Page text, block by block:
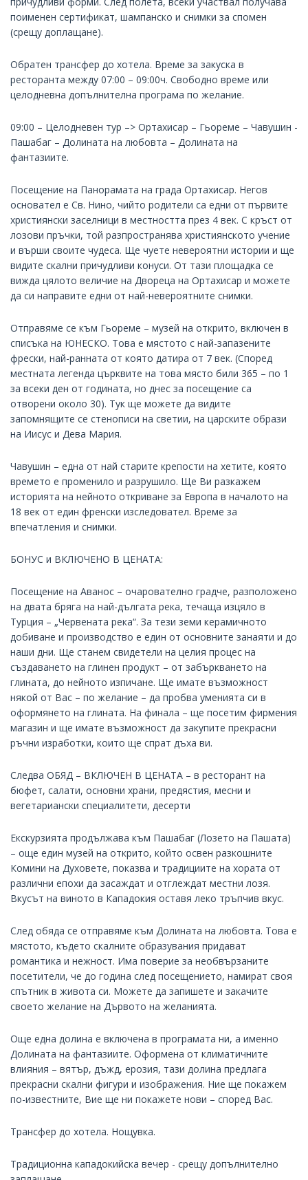
поименен сертификат, шампанско и снимки за спомен
(срещу доплащане).
Обратен трансфер до хотела. Време за закуска в
ресторанта между 07:00 – 09:00ч. Свободно време или
целодневна допълнителна програма по желание.
09:00 – Целодневен тур –> Ортахисар – Гьореме – Чавушин -
Пашабаг – Долината на любовта – Долината на
фантазиите.
Посещение на Панорамата на града Ортахисар. Негов
основател е Св. Нино, чийто родители са едни от първите
християнски заселници в местността през 4 век. С кръст от
лозови пръчки, той разпространява християнското учение
и върши своите чудеса. Ще чуете невероятни истории и ще
видите скални причудливи конуси. От тази площадка се
вижда цялото величие на Двореца на Ортахисар и можете
да си направите едни от най-невероятните снимки.
Отправяме се към Гьореме – музей на открито, включен в
списъка на ЮНЕСКО. Това е мястото с най-запазените
фрески, най-ранната от която датира от 7 век. (Според
местната легенда църквите на това място били 365 – по 1
за всеки ден от годината, но днес за посещение са
отворени около 30). Тук ще можете да видите
запомнящите се стенописи на светии, на царските образи
на Иисус и Дева Мария.
Чавушин – една от най старите крепости на хетите, която
времето е променило и разрушило. Ще Ви разкажем
историята на нейното откриване за Европа в началото на
18 век от един френски изследовател. Време за
впечатления и снимки.
БОНУС и ВКЛЮЧЕНО В ЦЕНАТА:
Посещение на Аванос – очарователно градче, разположено
на двата бряга на най-дългата река, течаща изцяло в
Турция – „Червената река“. За тези земи керамичното
добиване и производство е един от основните занаяти и до
наши дни. Ще станем свидетели на целия процес на
създаването на глинен продукт – от забъркването на
глината, до нейното изпичане. Ще имате възможност
някой от Вас – по желание – да пробва уменията си в
оформянето на глината. На финала – ще посетим фирмения
магазин и ще имате възможност да закупите прекрасни
ръчни изработки, които ще спрат дъха ви.
Следва ОБЯД – ВКЛЮЧЕН В ЦЕНАТА – в ресторант на
бюфет, салати, основни храни, предястия, месни и
вегетариански специалитети, десерти
Екскурзията продължава към Пашабаг (Лозето на Пашата)
– още един музей на открито, който освен разкошните
Комини на Духовете, показва и традициите на хората от
различни епохи да засаждат и отглеждат местни лозя.
Вкусът на виното в Кападокия оставя леко тръпчив вкус.
След обяда се отправяме към Долината на любовта. Това е
мястото, където скалните образувания придават
романтика и нежност. Има поверие за необвързаните
посетители, че до година след посещението, намират своя
спътник в живота си. Можете да запишете и закачите
своето желание на Дървото на желанията.
Още една долина е включена в програмата ни, а именно
Долината на фантазиите. Оформена от климатичните
влияния – вятър, дъжд, ерозия, тази долина предлага
прекрасни скални фигури и изображения. Ние ще покажем
по-известните, Вие ще ни покажете нови – според Вас.
Трансфер до хотела. Нощувка.
Традиционна кападокийска вечер - срещу допълнително